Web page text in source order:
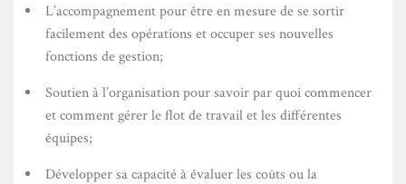
L’accompagnement pour être en mesure de se sortir
facilement des opérations et occuper ses nouvelles
fonctions de gestion;
Soutien à l’organisation pour savoir par quoi commencer
et comment gérer le flot de travail et les différentes
équipes;
Développer sa capacité à évaluer les coûts ou la